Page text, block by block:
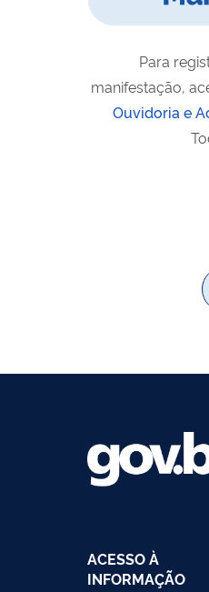
Para
manifestação,
Ouvidoria e
ACESSO À
INFORMAÇÃO